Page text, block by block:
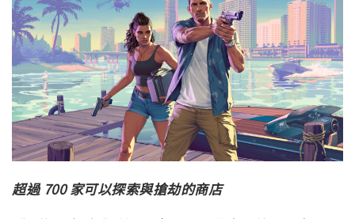
超過 700 家可以探索與搶劫的商店